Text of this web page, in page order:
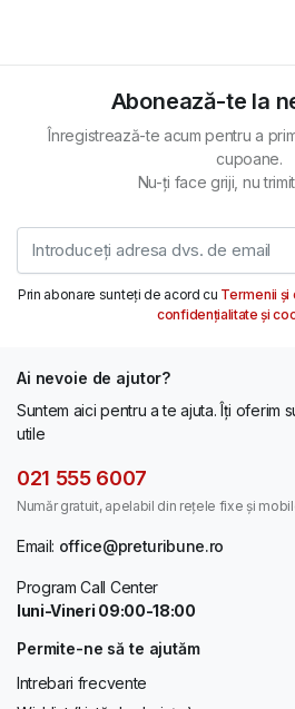
Abonează-te la
Înregistrează-te acum pentru a
cupoane.
Nu-ți face griji, nu
Prin abonare sunteți de acord cu Termenii și
confidențialitate și
Ai nevoie de ajutor?
Suntem aici pentru a te ajuta. Îți oferim
utile
021 555 6007
Număr gratuit, apelabil din rețele fixe și
Email: office@preturibune.ro
Program Call Center
luni-Vineri 09:00-18:00
Permite-ne să te ajutăm
Intrebari frecvente